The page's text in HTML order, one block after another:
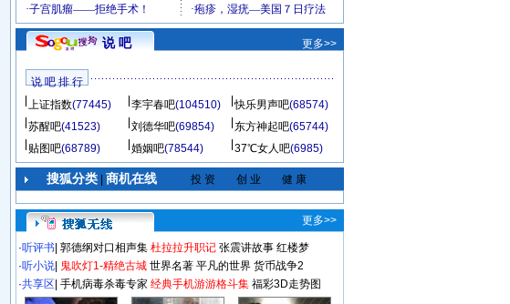
说 吧 更多>>
说 吧 排 行
上证指数(77445) 李宇春吧(104510) 快乐男声吧(68574)
苏醒吧(41523) 刘德华吧(69854) 东方神起吧(65744)
贴图吧(68789) 婚姻吧(78544) 37℃女人吧(6985)
搜狐分类| 商机在线 投 资 创 业 健 康
更多>>
·听评书 郭德纲对口相声集 杜拉拉升职记 张震讲故事 红楼梦
·听小说 鬼吹灯1-精绝古城 世界名著 平凡的世界 货币战争2
·共享区 手机病毒杀毒专家 经典手机游游格斗集 福彩3D走势图